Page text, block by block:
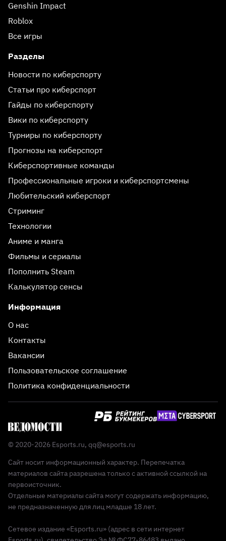
Genshin Impact
Roblox
Все игры
Разделы
Новости по киберспорту
Статьи про киберспорт
Гайды по киберспорту
Вики по киберспорту
Турниры по киберспорту
Прогнозы на киберспорт
Киберспортивные команды
Профессиональные игроки и киберспортсмены
Любительский киберспорт
Стриминг
Технологии
Аниме и манга
Фильмы и сериалы
Пополнить Steam
Калькулятор сенсы
Информация
О нас
Контакты
Вакансии
Пользовательское соглашение
Политика конфиденциальности
© 2020-2026 Esports.ru, qq@esports.ru
Сайт носит информационный характер. Перепечатка
материалов сайта разрешена только с активной ссылкой на
первоисточник.
Отдельные материалы сайта могут содержать информацию,
не предназначенную для лиц младше 18 лет.
Сетевое издание «Esports.ru» (адрес в сети интернет